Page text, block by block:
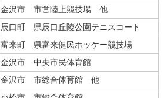
金沢市 市営陸上競技場 他
辰口町 県辰口丘陵公園テニスコート
富来町 県富来健民ホッケー競技場
金沢市 中央市民体育館
金沢市 市総合体育館 他